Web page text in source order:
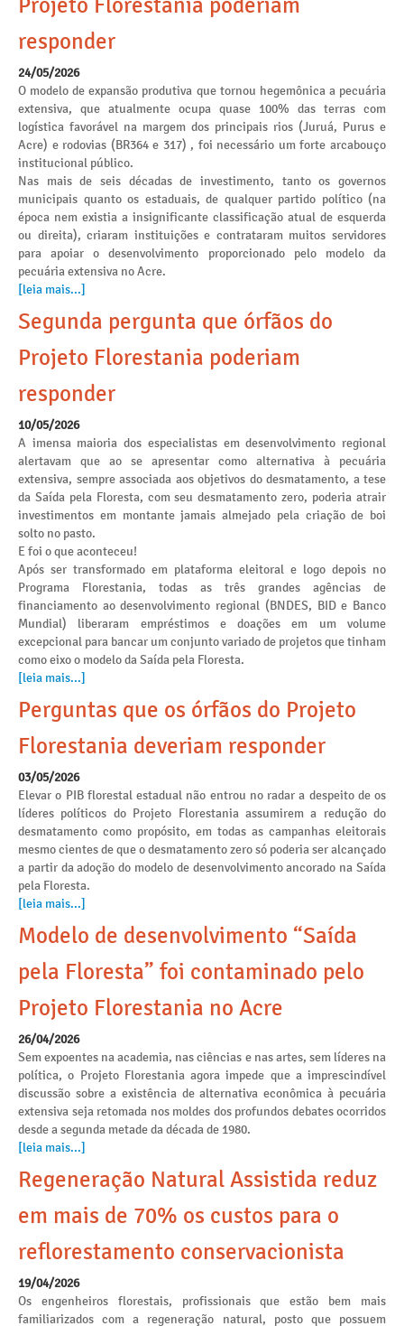
Projeto Florestania poderiam
responder
24/05/2026
O modelo de expansão produtiva que tornou hegemônica a pecuária
extensiva, que atualmente ocupa quase 100% das terras com
logística favorável na margem dos principais rios (Juruá, Purus e
Acre) e rodovias (BR364 e 317) , foi necessário um forte arcabouço
institucional público.
Nas mais de seis décadas de investimento, tanto os governos
municipais quanto os estaduais, de qualquer partido político (na
época nem existia a insignificante classificação atual de esquerda
ou direita), criaram instituições e contrataram muitos servidores
para apoiar o desenvolvimento proporcionado pelo modelo da
pecuária extensiva no Acre.
[leia mais...]
Segunda pergunta que órfãos do
Projeto Florestania poderiam
responder
10/05/2026
A imensa maioria dos especialistas em desenvolvimento regional
alertavam que ao se apresentar como alternativa à pecuária
extensiva, sempre associada aos objetivos do desmatamento, a tese
da Saída pela Floresta, com seu desmatamento zero, poderia atrair
investimentos em montante jamais almejado pela criação de boi
solto no pasto.
E foi o que aconteceu!
Após ser transformado em plataforma eleitoral e logo depois no
Programa Florestania, todas as três grandes agências de
financiamento ao desenvolvimento regional (BNDES, BID e Banco
Mundial) liberaram empréstimos e doações em um volume
excepcional para bancar um conjunto variado de projetos que tinham
como eixo o modelo da Saída pela Floresta.
[leia mais...]
Perguntas que os órfãos do Projeto
Florestania deveriam responder
03/05/2026
Elevar o PIB florestal estadual não entrou no radar a despeito de os
líderes políticos do Projeto Florestania assumirem a redução do
desmatamento como propósito, em todas as campanhas eleitorais
mesmo cientes de que o desmatamento zero só poderia ser alcançado
a partir da adoção do modelo de desenvolvimento ancorado na Saída
pela Floresta.
[leia mais...]
Modelo de desenvolvimento “Saída
pela Floresta” foi contaminado pelo
Projeto Florestania no Acre
26/04/2026
Sem expoentes na academia, nas ciências e nas artes, sem líderes na
política, o Projeto Florestania agora impede que a imprescindível
discussão sobre a existência de alternativa econômica à pecuária
extensiva seja retomada nos moldes dos profundos debates ocorridos
desde a segunda metade da década de 1980.
[leia mais...]
Regeneração Natural Assistida reduz
em mais de 70% os custos para o
reflorestamento conservacionista
19/04/2026
Os engenheiros florestais, profissionais que estão bem mais
familiarizados com a regeneração natural, posto que possuem